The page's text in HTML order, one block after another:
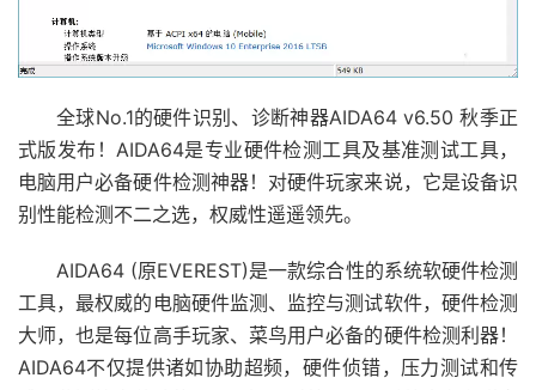
全球No.1的硬件识别、诊断神器AIDA64 v6.50 秋季正
式版发布！AIDA64是专业硬件检测工具及基准测试工具，
电脑用户必备硬件检测神器！对硬件玩家来说，它是设备识
别性能检测不二之选，权威性遥遥领先。
AIDA64 (原EVEREST)是一款综合性的系统软硬件检测
工具，最权威的电脑硬件监测、监控与测试软件，硬件检测
大师，也是每位高手玩家、菜鸟用户必备的硬件检测利器！
AIDA64不仅提供诸如协助超频，硬件侦错，压力测试和传